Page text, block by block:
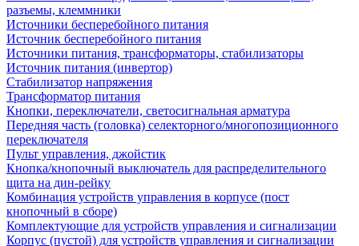
разъемы, клеммники
Источники бесперебойного питания
Источник бесперебойного питания
Источники питания, трансформаторы, стабилизаторы
Источник питания (инвертор)
Стабилизатор напряжения
Трансформатор питания
Кнопки, переключатели, светосигнальная арматура
Передняя часть (головка) селекторного/многопозиционного
переключателя
Пульт управления, джойстик
Кнопка/кнопочный выключатель для распределительного
щита на дин-рейку
Комбинация устройств управления в корпусе (пост
кнопочный в сборе)
Комплектующие для устройств управления и сигнализации
Корпус (пустой) для устройств управления и сигнализации